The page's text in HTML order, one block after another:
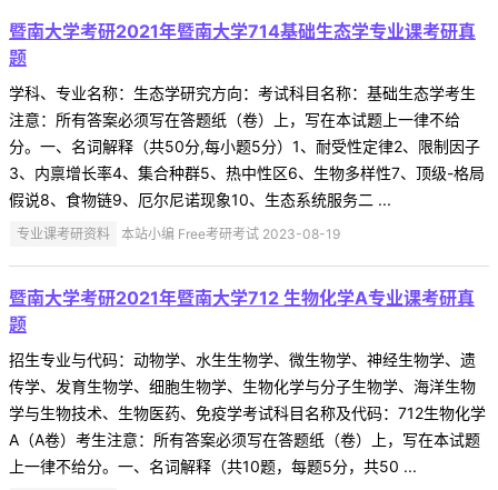
暨南大学考研2021年暨南大学714基础生态学专业课考研真
题
学科、专业名称：生态学研究方向：考试科目名称：基础生态学考生
注意：所有答案必须写在答题纸（卷）上，写在本试题上一律不给
分。一、名词解释（共50分,每小题5分）1、耐受性定律2、限制因子
3、内禀增长率4、集合种群5、热中性区6、生物多样性7、顶级-格局
假说8、食物链9、厄尔尼诺现象10、生态系统服务二 ...
专业课考研资料 本站小编 Free考研考试 2023-08-19
暨南大学考研2021年暨南大学712 生物化学A专业课考研真
题
招生专业与代码：动物学、水生生物学、微生物学、神经生物学、遗
传学、发育生物学、细胞生物学、生物化学与分子生物学、海洋生物
学与生物技术、生物医药、免疫学考试科目名称及代码：712生物化学
A（A卷）考生注意：所有答案必须写在答题纸（卷）上，写在本试题
上一律不给分。一、名词解释（共10题，每题5分，共50 ...